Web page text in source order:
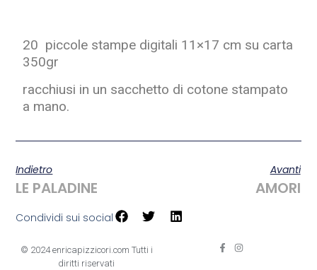
20 piccole stampe digitali 11×17 cm su carta
350gr
racchiusi in un sacchetto di cotone stampato
a mano.
Indietro
LE PALADINE
Avanti
AMORI
Condividi sui social
© 2024 enricapizzicori.com Tutti i
diritti riservati